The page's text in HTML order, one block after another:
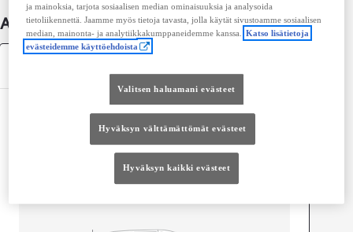
Auton lisätiedot
Mitat ja tilavuus
ja mainoksia, tarjota sosiaalisen median ominaisuuksia ja analysoida
tietoliikennettä. Jaamme myös tietoja tavasta, jolla käytät sivustoamme sosiaalisen
median, mainonta- ja analytiikkakumppaneidemme kanssa.
Katso lisätietoja
evästeidemme käyttöehdoista
Valitsen haluamani evästeet
Hyväksyn välttämättömät evästeet
Hyväksyn kaikki evästeet